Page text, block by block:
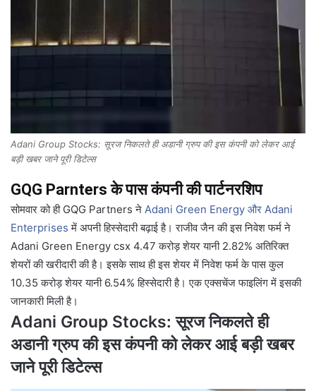
Adani Group Stocks: सूरज निकलते ही अडानी ग्रुप की इस कंपनी को लेकर आई
बड़ी खबर जाने पूरी डिटेल्स
GQG Parnters के पास कंपनी की पार्टनरशिप
सोमवार को ही GQG Partners ने Adani Green Energy और Adani
Enterprises में अपनी हिस्सेदारी बढ़ाई है। राजीव जैन की इस निवेश फर्म ने
Adani Green Energy csx 4.47 करोड़ शेयर यानी 2.82% अतिरिक्त
शेयरों की खरीदारी की है। इसके साथ ही इस शेयर में निवेश फर्म के पास कुल
10.35 करोड़ शेयर यानी 6.54% हिस्सेदारी है। एक एक्सचेंज फाइलिंग में इसकी
जानकारी मिली है।
Adani Group Stocks: सूरज निकलते ही
अडानी ग्रुप की इस कंपनी को लेकर आई बड़ी खबर
जाने पूरी डिटेल्स